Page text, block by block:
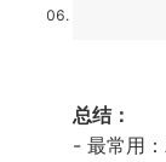
总结：
- 最常用：